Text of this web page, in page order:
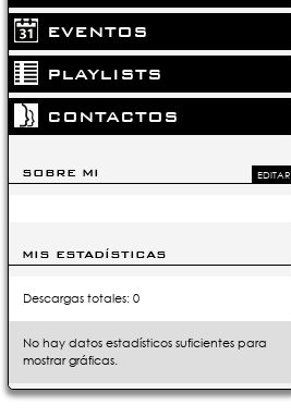
EVENTOS
PLAYLISTS
CONTACTOS
SOBRE MI EDITAR
MIS ESTADÍSTICAS
Descargas totales: 0
No hay datos estadísticos suficientes para
mostrar gráficas.